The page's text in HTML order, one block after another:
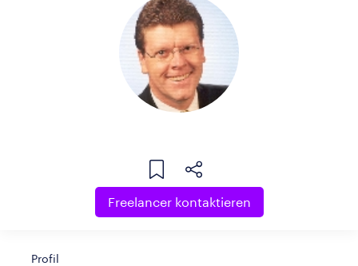
Freelancer kontaktieren
Profil